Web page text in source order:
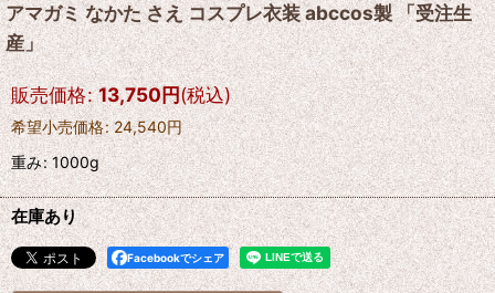
アマガミ なかた さえ コスプレ衣装 abccos製 「受注生
産」
販売価格: 13,750円(税込)
希望小売価格: 24,540円
重み:1000g
在庫あり
Facebookでシェア